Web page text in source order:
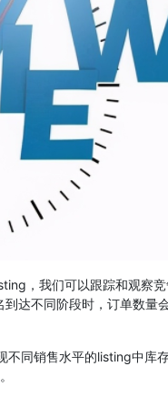
，我们可以跟踪和观察竞
达不同阶段时，订单数量
同销售水平的listing中库